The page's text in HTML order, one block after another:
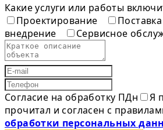
Какие услуги или работы
Проектирование
Поставка
внедрение
Сервисное
Согласие на обработку ПДн
Я
прочитал и согласен с
обработки персональных